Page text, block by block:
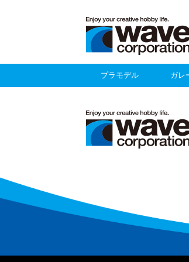
プラモデル ガレ